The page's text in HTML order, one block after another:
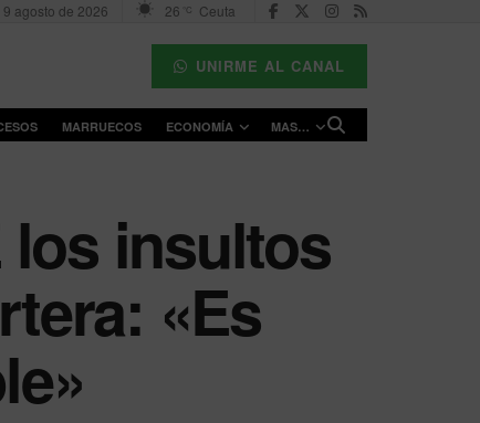
agosto de 2026 26 °C Ceuta
UNIRME AL CANAL
MARRUECOS ECONOMÍA MAS…
los insultos
«Es